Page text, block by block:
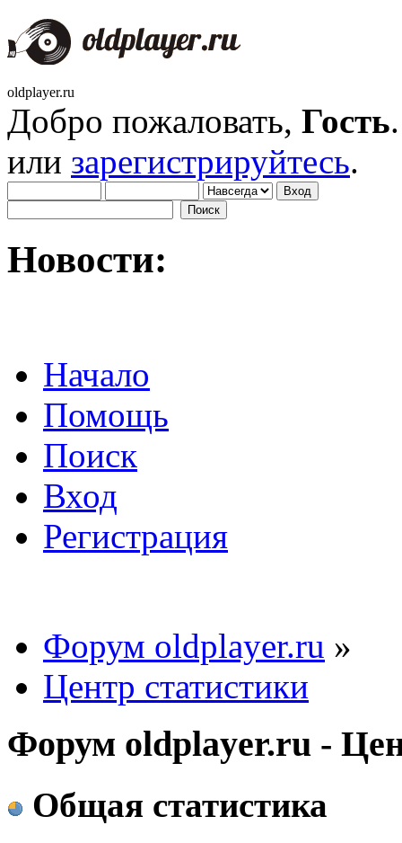
oldplayer.ru
Добро пожаловать, Гость
или зарегистрируйтесь.
Новости:
Начало
Помощь
Поиск
Вход
Регистрация
Форум oldplayer.ru »
Центр статистики
Форум oldplayer.ru -
Общая статистика